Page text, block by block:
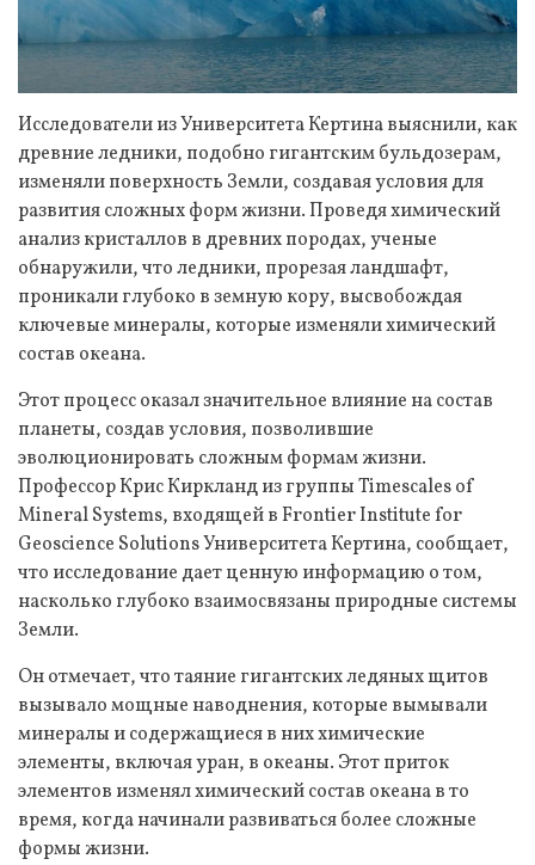
Исследователи из Университета Кертина выяснили, как
древние ледники, подобно гигантским бульдозерам,
изменяли поверхность Земли, создавая условия для
развития сложных форм жизни. Проведя химический
анализ кристаллов в древних породах, ученые
обнаружили, что ледники, прорезая ландшафт,
проникали глубоко в земную кору, высвобождая
ключевые минералы, которые изменяли химический
состав океана.
Этот процесс оказал значительное влияние на состав
планеты, создав условия, позволившие
эволюционировать сложным формам жизни.
Профессор Крис Киркланд из группы Timescales of
Mineral Systems, входящей в Frontier Institute for
Geoscience Solutions Университета Кертина, сообщает,
что исследование дает ценную информацию о том,
насколько глубоко взаимосвязаны природные системы
Земли.
Он отмечает, что таяние гигантских ледяных щитов
вызывало мощные наводнения, которые вымывали
минералы и содержащиеся в них химические
элементы, включая уран, в океаны. Этот приток
элементов изменял химический состав океана в то
время, когда начинали развиваться более сложные
формы жизни.